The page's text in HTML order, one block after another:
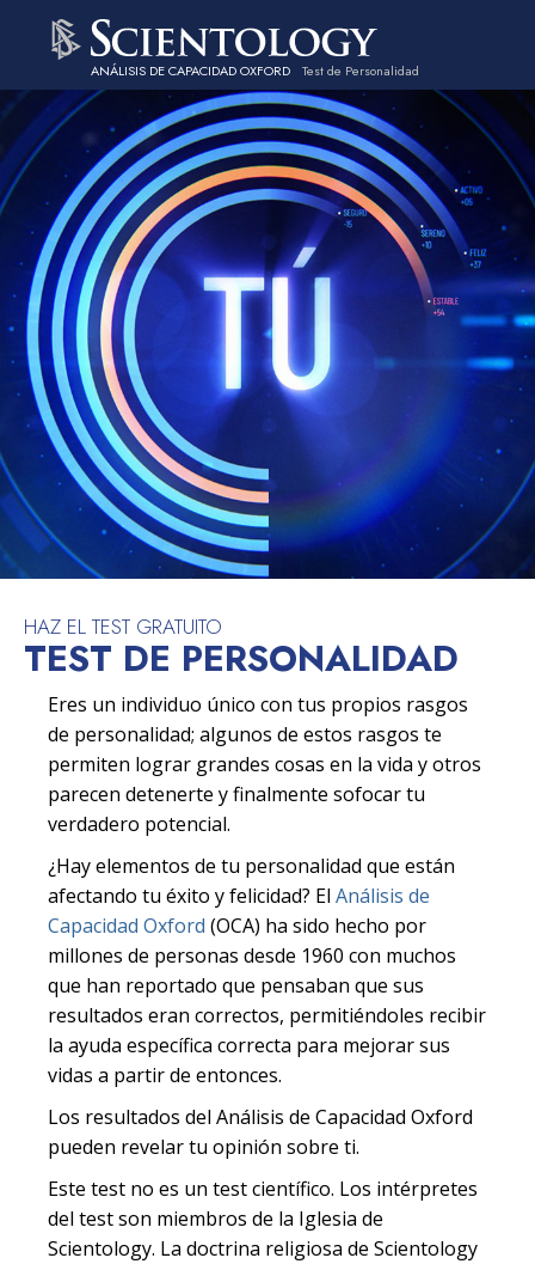
ANÁLISIS DE CAPACIDAD OXFORD Test de Personalidad
HAZ EL TEST GRATUITO
TEST DE PERSONALIDAD
Eres un individuo único con tus propios rasgos
de personalidad; algunos de estos rasgos te
permiten lograr grandes cosas en la vida y otros
parecen detenerte y finalmente sofocar tu
verdadero potencial.
¿Hay elementos de tu personalidad que están
afectando tu éxito y felicidad? El Análisis de
Capacidad Oxford (OCA) ha sido hecho por
millones de personas desde 1960 con muchos
que han reportado que pensaban que sus
resultados eran correctos, permitiéndoles recibir
la ayuda específica correcta para mejorar sus
vidas a partir de entonces.
Los resultados del Análisis de Capacidad Oxford
pueden revelar tu opinión sobre ti.
Este test no es un test científico. Los intérpretes
del test son miembros de la Iglesia de
Scientology. La doctrina religiosa de Scientology